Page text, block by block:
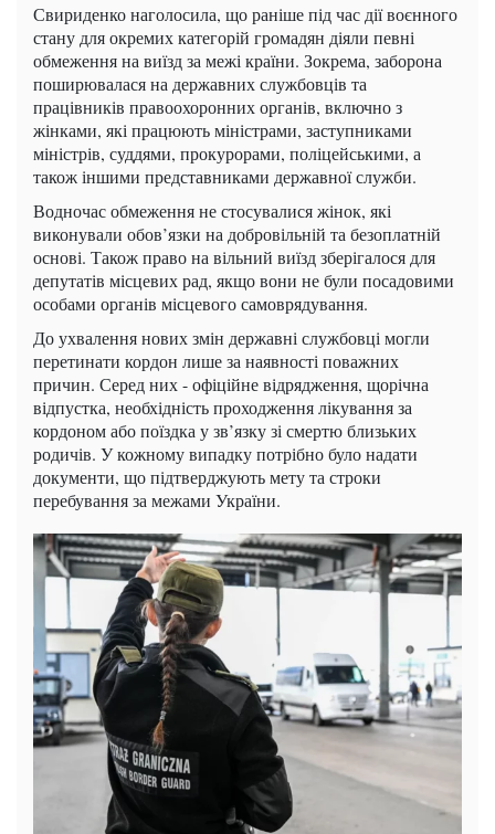
Свириденко наголосила, що раніше під час дії воєнного
стану для окремих категорій громадян діяли певні
обмеження на виїзд за межі країни. Зокрема, заборона
поширювалася на державних службовців та
працівників правоохоронних органів, включно з
жінками, які працюють міністрами, заступниками
міністрів, суддями, прокурорами, поліцейськими, а
також іншими представниками державної служби.
Водночас обмеження не стосувалися жінок, які
виконували обов’язки на добровільній та безоплатній
основі. Також право на вільний виїзд зберігалося для
депутатів місцевих рад, якщо вони не були посадовими
особами органів місцевого самоврядування.
До ухвалення нових змін державні службовці могли
перетинати кордон лише за наявності поважних
причин. Серед них - офіційне відрядження, щорічна
відпустка, необхідність проходження лікування за
кордоном або поїздка у зв’язку зі смертю близьких
родичів. У кожному випадку потрібно було надати
документи, що підтверджують мету та строки
перебування за межами України.